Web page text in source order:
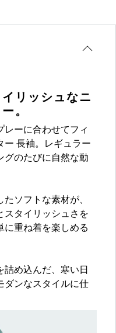
リッシュなニ
。
レーに合わせてフィ
ー 長袖。レギュラー
グのたびに自然な動
ソフトな素材が、
スタイリッシュさを
に重ね着を楽しめる
詰め込んだ、寒い日
ダンなスタイルに仕